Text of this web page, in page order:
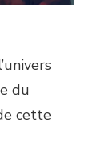
du
cette